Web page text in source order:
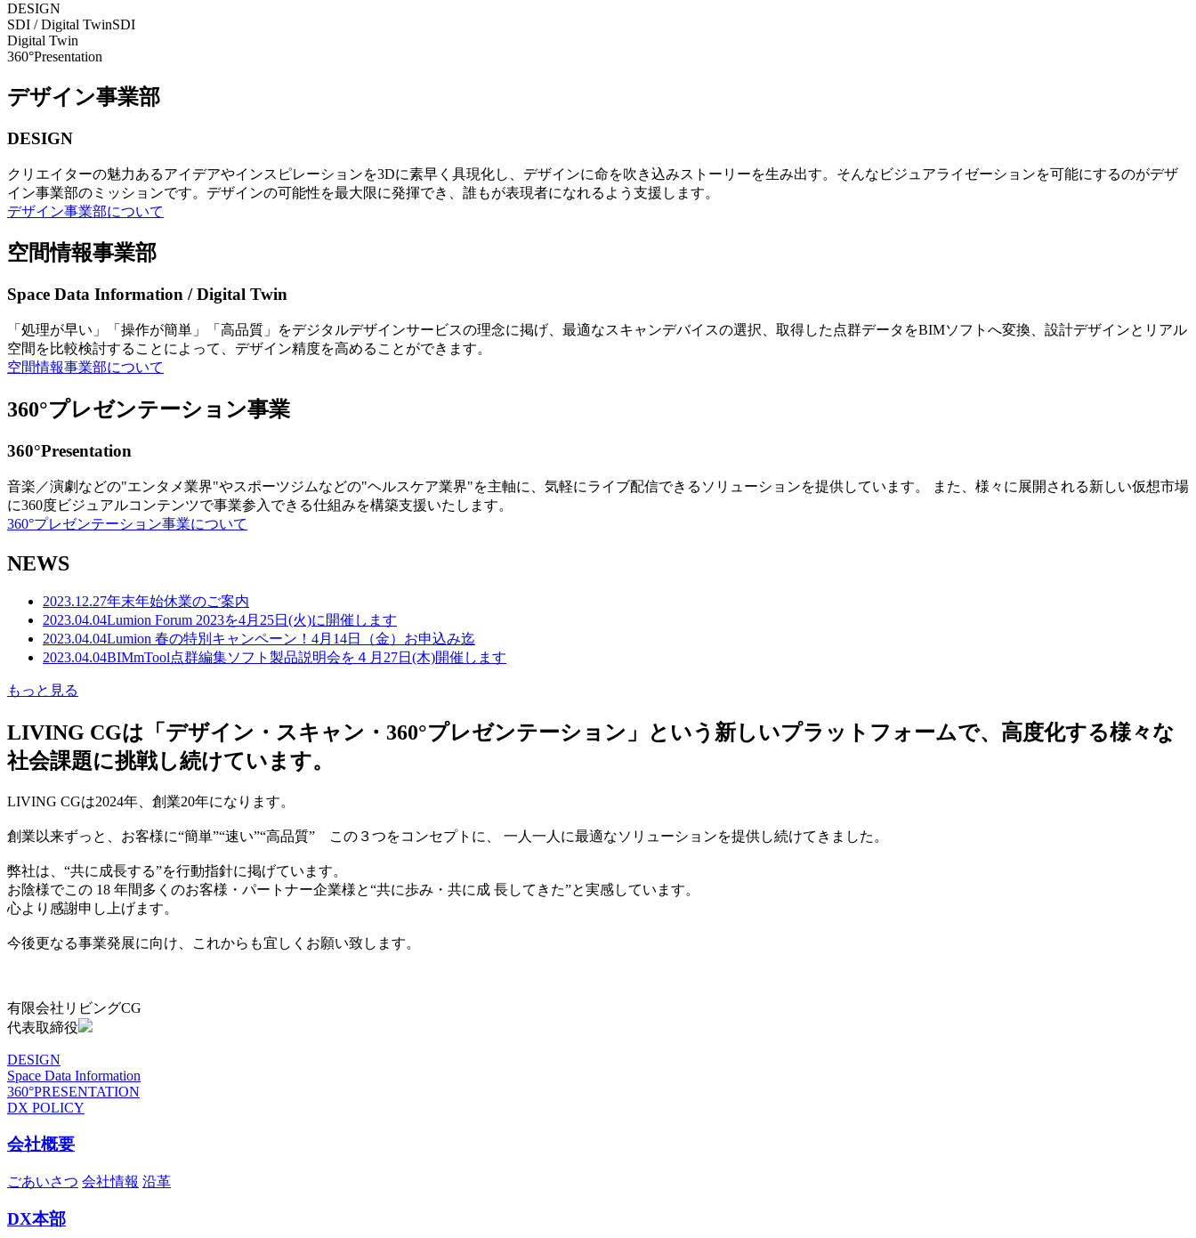
DESIGN
SDI / Digital TwinSDI
Digital Twin
360°Presentation
デザイン事業部
DESIGN
クリエイターの魅力あるアイデアやインスピレーションを3Dに素早く具現化し、デザインに命を吹き込みストーリーを生み出す。そんなビジュアライゼーションを可能にするのがデザ
イン事業部のミッションです。デザインの可能性を最大限に発揮でき、誰もが表現者になれるよう支援します。
デザイン事業部について
空間情報事業部
Space Data Information / Digital Twin
「処理が早い」「操作が簡単」「高品質」をデジタルデザインサービスの理念に掲げ、最適なスキャンデバイスの選択、取得した点群データをBIMソフトへ変換、設計デザインとリアル
空間を比較検討することによって、デザイン精度を高めることができます。
空間情報事業部について
360°プレゼンテーション事業
360°Presentation
音楽／演劇などの"エンタメ業界"やスポーツジムなどの"ヘルスケア業界"を主軸に、気軽にライブ配信できるソリューションを提供しています。 また、様々に展開される新しい仮想市場
に360度ビジュアルコンテンツで事業参入できる仕組みを構築支援いたします。
360°プレゼンテーション事業について
NEWS
2023.12.27年末年始休業のご案内
2023.04.04Lumion Forum 2023を4月25日(火)に開催します
2023.04.04Lumion 春の特別キャンペーン！4月14日（金）お申込み迄
2023.04.04BIMmTool点群編集ソフト製品説明会を４月27日(木)開催します
もっと見る
LIVING CGは「デザイン・スキャン・360°プレゼンテーション」という新しいプラットフォームで、高度化する様々な
社会課題に挑戦し続けています。
LIVING CGは2024年、創業20年になります。
創業以来ずっと、お客様に“簡単”“速い”“高品質” この３つをコンセプトに、 一人一人に最適なソリューションを提供し続けてきました。
弊社は、“共に成長する”を行動指針に掲げています。
お陰様でこの 18 年間多くのお客様・パートナー企業様と“共に歩み・共に成 長してきた”と実感しています。
心より感謝申し上げます。
今後更なる事業発展に向け、これからも宜しくお願い致します。
有限会社リビングCG
代表取締役
DESIGN
Space Data Information
360°PRESENTATION
DX POLICY
会社概要
ごあいさつ 会社情報 沿革
DX本部